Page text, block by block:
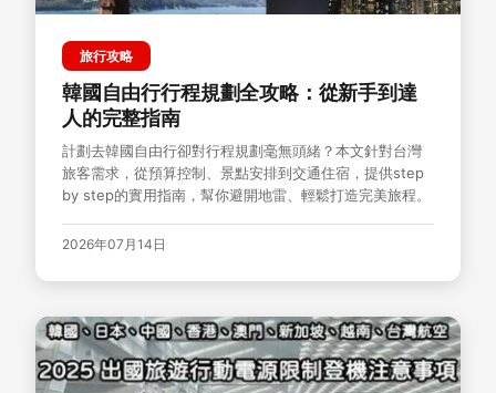
旅行攻略
韓國自由行行程規劃全攻略：從新手到達
人的完整指南
計劃去韓國自由行卻對行程規劃毫無頭緒？本文針對台灣
旅客需求，從預算控制、景點安排到交通住宿，提供step
by step的實用指南，幫你避開地雷、輕鬆打造完美旅程。
2026年07月14日